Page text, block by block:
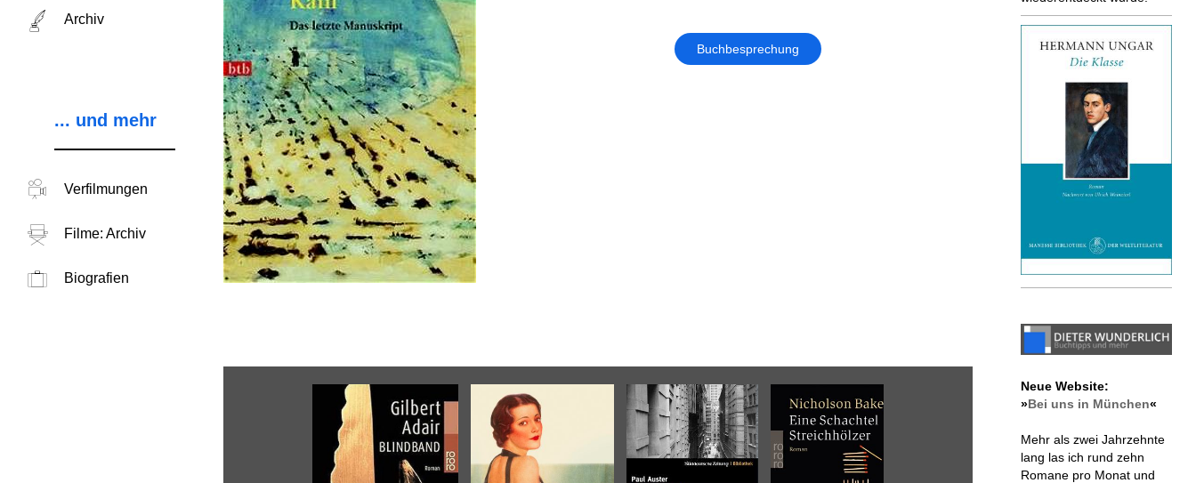
Archiv
... und mehr
Verfilmungen
Filme: Archiv
Biografien
Buchbesprechung
Neue Website:
»Bei uns in München«
Mehr als zwei Jahrzehnte
lang las ich rund zehn
Romane pro Monat und